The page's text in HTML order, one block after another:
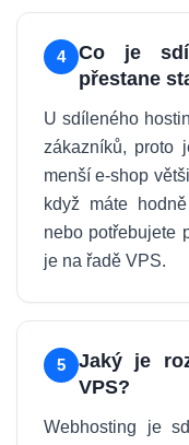
4
Co je
přestane
U sdíleného
zákazníků, proto
menší e-shop
když máte
nebo potřebujete
je na řadě VPS.
5
Jaký je
VPS?
Webhosting je